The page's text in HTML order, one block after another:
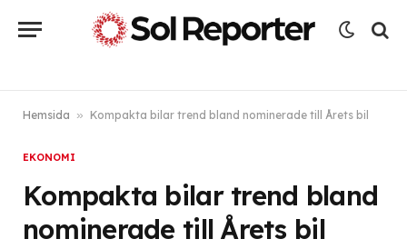
Hemsida » Kompakta bilar trend bland nominerade till Årets bil
EKONOMI
Kompakta bilar trend bland
nominerade till Årets bil